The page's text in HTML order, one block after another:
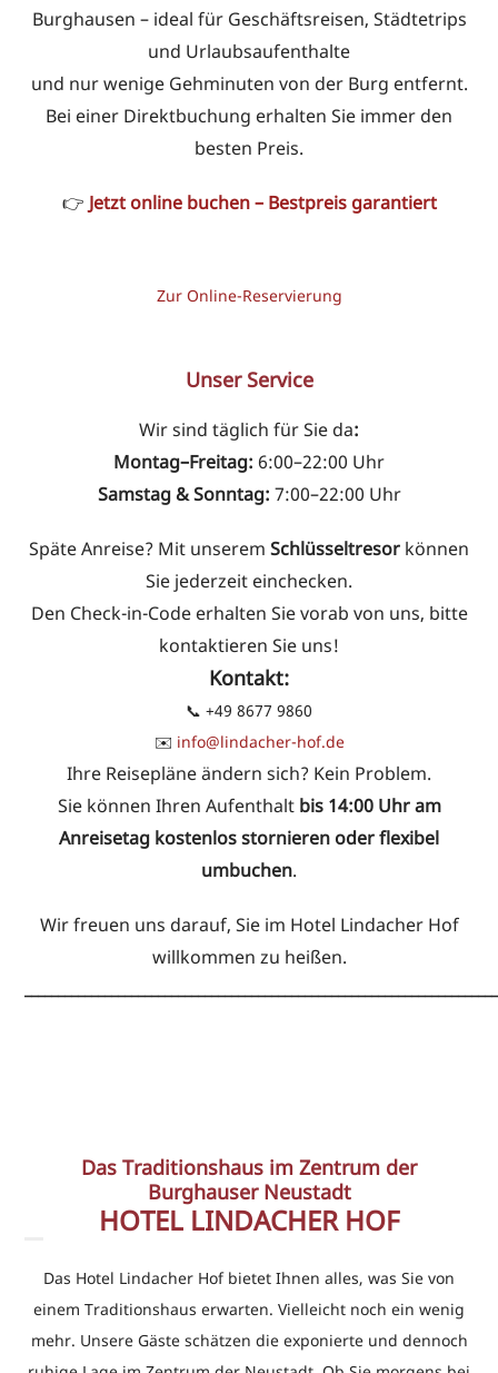
Burghausen – ideal für Geschäftsreisen, Städtetrips
und Urlaubsaufenthalte
und nur wenige Gehminuten von der Burg entfernt.
Bei einer Direktbuchung erhalten Sie immer den
besten Preis.
👉 Jetzt online buchen – Bestpreis garantiert
Zur Online-Reservierung
Unser Service
Wir sind täglich für Sie da:
Montag–Freitag: 6:00–22:00 Uhr
Samstag & Sonntag: 7:00–22:00 Uhr
Späte Anreise? Mit unserem Schlüsseltresor können
Sie jederzeit einchecken.
Den Check-in-Code erhalten Sie vorab von uns, bitte
kontaktieren Sie uns!
Kontakt:
📞 +49 8677 9860
✉️ info@lindacher-hof.de
Ihre Reisepläne ändern sich? Kein Problem.
Sie können Ihren Aufenthalt bis 14:00 Uhr am
Anreisetag kostenlos stornieren oder flexibel
umbuchen.
Wir freuen uns darauf, Sie im Hotel Lindacher Hof
willkommen zu heißen.
Das Traditionshaus im Zentrum der
Burghauser Neustadt
HOTEL LINDACHER HOF
Das Hotel Lindacher Hof bietet Ihnen alles, was Sie von
einem Traditionshaus erwarten. Vielleicht noch ein wenig
mehr. Unsere Gäste schätzen die exponierte und dennoch